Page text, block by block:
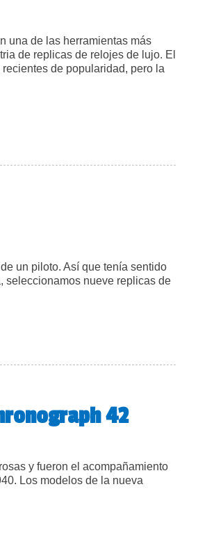
una de las herramientas más
de replicas de relojes de lujo. El
de popularidad, pero la
un piloto. Así que tenía sentido
seleccionamos nueve replicas de
42
y fueron el acompañamiento
Los modelos de la nueva